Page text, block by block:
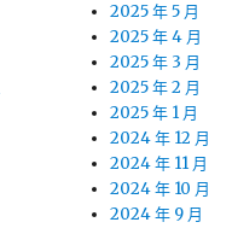
2025 年 5 月
2025 年 4 月
2025 年 3 月
2025 年 2 月
2025 年 1 月
2024 年 12 月
2024 年 11 月
2024 年 10 月
2024 年 9 月